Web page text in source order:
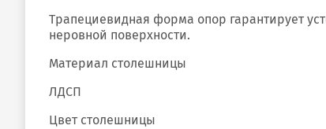
Трапециевидная форма опор гарантирует
неровной поверхности.
Материал столешницы
ЛДСП
Цвет столешницы